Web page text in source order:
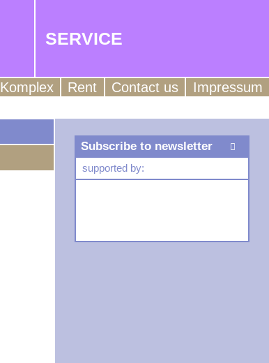
SERVICE
Komplex Rent Contact us Impressum
Subscribe to newsletter
supported by: